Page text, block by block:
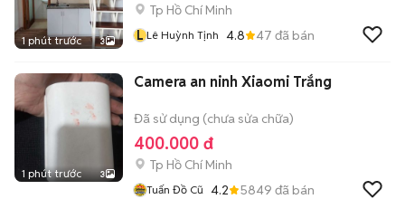
1 phút trước 3
Tp Hồ Chí Minh
L Lê Huỳnh Tịnh 4.8 47 đã bán
1 phút trước 3
Camera an ninh Xiaomi Trắng
Đã sử dụng (chưa sửa chữa)
400.000 đ
Tp Hồ Chí Minh
Tuấn Đồ Cũ 4.2 5849 đã bán